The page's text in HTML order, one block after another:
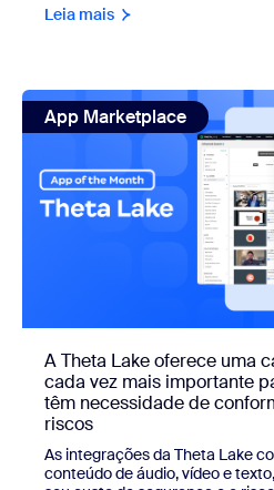
Leia mais
view: A Theta Lake oferece
App Marketplace
A Theta Lake oferece uma
cada vez mais importante
têm necessidade de
riscos
As integrações da Theta Lake
conteúdo de áudio, vídeo e